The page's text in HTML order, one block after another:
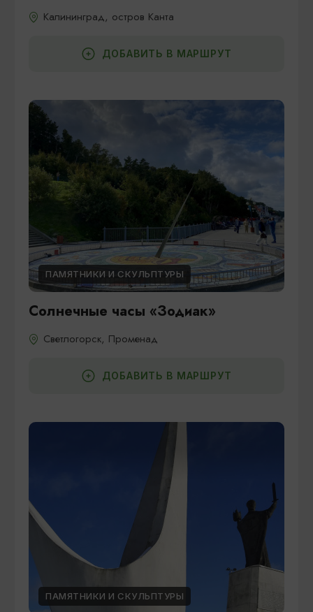
Калининград, остров Канта
ДОБАВИТЬ В МАРШРУТ
ПАМЯТНИКИ И СКУЛЬПТУРЫ
Солнечные часы «Зодиак»
Светлогорск, Променад
ДОБАВИТЬ В МАРШРУТ
ПАМЯТНИКИ И СКУЛЬПТУРЫ